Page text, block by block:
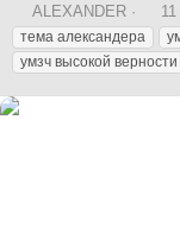
А
в
т
о
р
ALEXANDER
Д
а
т
а
н
тема александера
умзч высокой